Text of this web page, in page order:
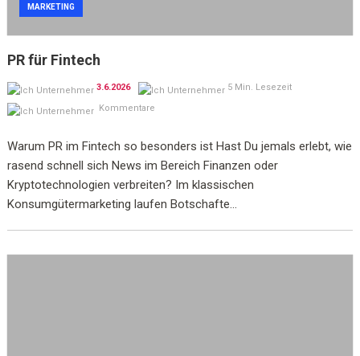
MARKETING
PR für Fintech
3.6.2026
5 Min. Lesezeit
Kommentare
Warum PR im Fintech so besonders ist Hast Du jemals erlebt, wie
rasend schnell sich News im Bereich Finanzen oder
Kryptotechnologien verbreiten? Im klassischen
Konsumgütermarketing laufen Botschafte...